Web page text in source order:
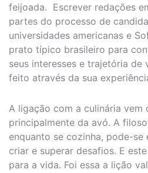
feijoada. Escrever redações
partes do processo de
universidades americanas e
prato típico brasileiro para
seus interesses e trajetória de
feito através da sua
A ligação com a culinária vem
principalmente da avó. A
enquanto se cozinha, pode-se
criar e superar desafios. E
para a vida. Foi essa a lição